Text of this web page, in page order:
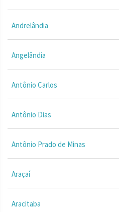
Andrelândia
Angelândia
Antônio Carlos
Antônio Dias
Antônio Prado de Minas
Araçaí
Aracitaba